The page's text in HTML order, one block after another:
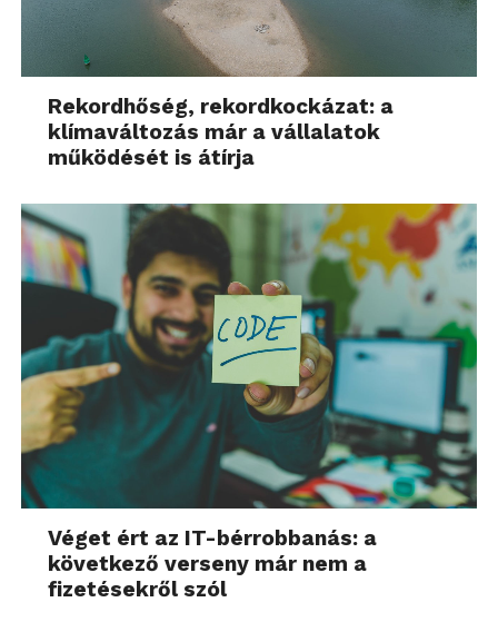
Rekordhőség, rekordkockázat: a
klímaváltozás már a vállalatok
működését is átírja
Véget ért az IT-bérrobbanás: a
következő verseny már nem a
fizetésekről szól